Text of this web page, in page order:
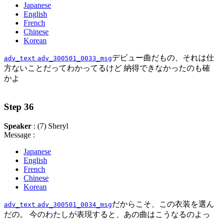
Japanese
English
French
Chinese
Korean
adv_text adv_300501_0033_msgデビュー曲だもの、それは仕
方ないことだってわかってるけど 納得できなかったのも確
かよ
Step 36
Speaker : (7) Sheryl
Message :
Japanese
English
French
Chinese
Korean
adv_text adv_300501_0034_msgだからこそ、この衣装を選ん
だの。 今のわたしが表現すると、あの曲はこうなるのよっ